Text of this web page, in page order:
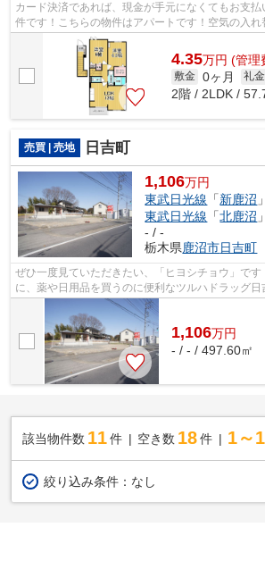
カード決済であれば、現金が手元になくてもお支
件です！こちらの物件はアパートです！空気の入
い物件です！メールアドレスsk.home2@...
4.35万円 (管理
敷金 0ヶ月 礼金
2階 / 2LDK /
売買 | 売地 日吉町
1,106万円
東武日光線 「新鹿沼
東武日光線 「北鹿沼
- / -
栃木県鹿沼市日吉町
ぜひ一度見ていただきたい、「ヒヨシチョウ」で
に、薬や日用品を買うのに便利なツルハドラッグ
条件無しなので好きな建築業者に依頼す...
1,106万円
- / - / 497.60㎡
該当物件数 11件 空き数 18 件 1～
絞り込み条件： なし